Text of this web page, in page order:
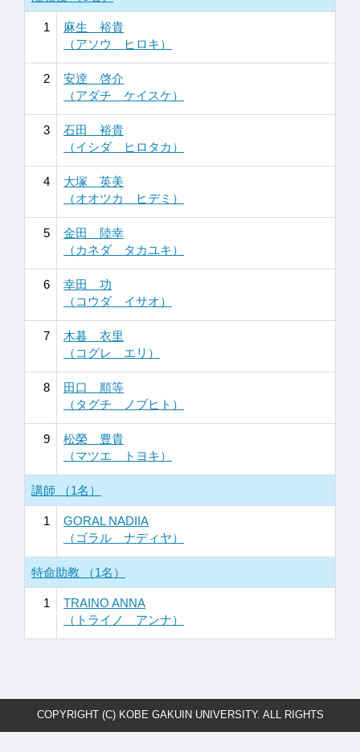
1
麻生 裕貴
（アソウ ヒロキ）
2
安逹 啓介
（アダチ ケイスケ）
3
石田 裕貴
（イシダ ヒロタカ）
4
大塚 英美
（オオツカ ヒデミ）
5
金田 陸幸
（カネダ タカユキ）
6
幸田 功
（コウダ イサオ）
7
木暮 衣里
（コグレ エリ）
8
田口 順等
（タグチ ノブヒト）
9
松榮 豊貴
（マツエ トヨキ）
講師 （1名）
1
GORAL NADIIA
（ゴラル ナディヤ）
特命助教 （1名）
1
TRAINO ANNA
（トライノ アンナ）
COPYRIGHT (C) KOBE GAKUIN UNIVERSITY. ALL RIGHTS